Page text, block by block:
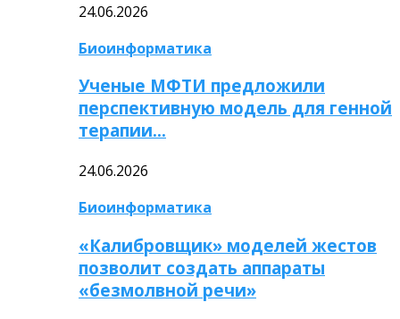
24.06.2026
Биоинформатика
Ученые МФТИ предложили
перспективную модель для генной
терапии…
24.06.2026
Биоинформатика
«Калибровщик» моделей жестов
позволит создать аппараты
«безмолвной речи»